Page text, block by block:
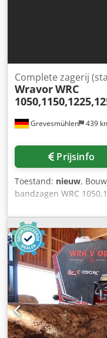
Grevesmühlen 439
Complete zagerij
WravorWRC
Prijsinfo
Toestand: nieuw,
bandzagen WRC
Kantenzagen,
Cedpfxotpwgxj Ailjrf
bedrijf Wravor in
machines aan.